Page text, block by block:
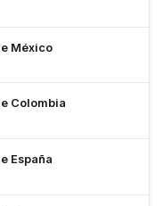
México
Colombia
España